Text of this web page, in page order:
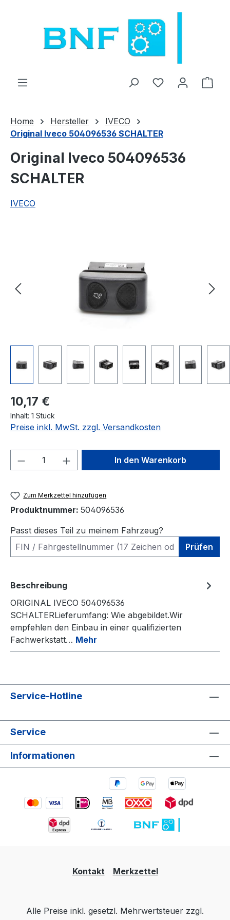
Du hast 0
Home Hersteller
IVECO
Original Iveco 504096536 SCHALTER
Original Iveco 504096536
SCHALTER
IVECO
Regulärer Preis:
10,17 €
Inhalt: 1 Stück
Preise inkl. MwSt. zzgl. Versandkosten
Produkt Anzahl: Gib denIn den Warenkorb
Zum Merkzettel hinzufügen
Produktnummer: 504096536
Passt dieses Teil zu meinem Fahrzeug?
Prüfen
Beschreibung
ORIGINAL IVECO 504096536
SCHALTERLieferumfang: Wie abgebildet.Wir
empfehlen den Einbau in einer qualifizierten
Fachwerkstatt… Mehr
Service-Hotline
Service
Informationen
Kontakt Merkzettel
Alle Preise inkl. gesetzl. Mehrwertsteuer zzgl.